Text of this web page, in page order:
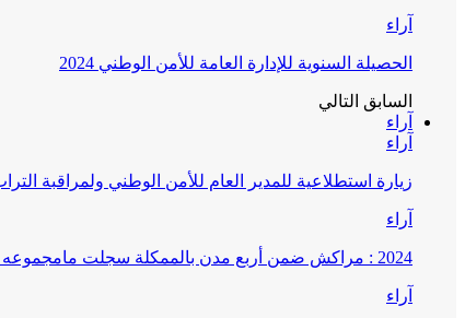
آراء
الحصيلة السنوية للإدارة العامة للأمن الوطني 2024
السابق التالي
آراء
آراء
زيارة استطلاعية للمدير العام للأمن الوطني ولمراقبة
آراء
2024 : مراكش ضمن أربع مدن بالممكلة سجلت مامجموعه 656 قضية تتعلق بغسيل الأموال
آراء